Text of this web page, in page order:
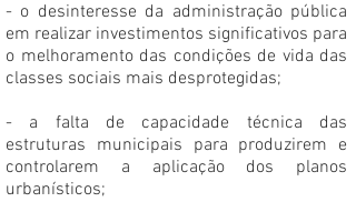
- o desinteresse da administração pública
em realizar investimentos significativos para
o melhoramento das condições de vida das
classes sociais mais desprotegidas;
- a falta de capacidade técnica das
estruturas municipais para produzirem e
controlarem a aplicação dos planos
urbanísticos;